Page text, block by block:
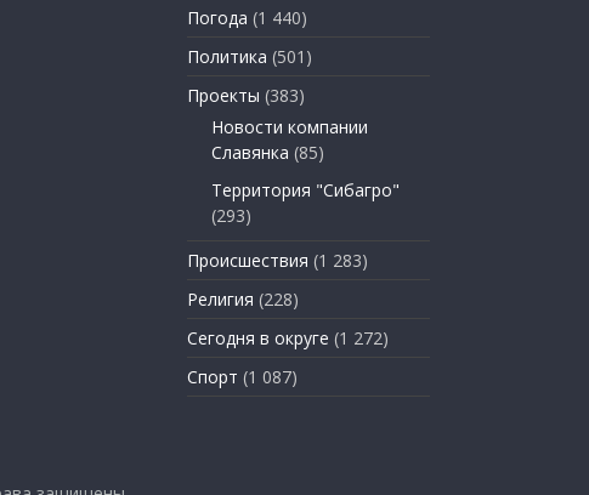
Погода (1 440)
Политика (501)
Проекты (383)
Новости компании
Славянка (85)
Территория "Сибагро"
(293)
Происшествия (1 283)
Религия (228)
Сегодня в округе (1 272)
Спорт (1 087)